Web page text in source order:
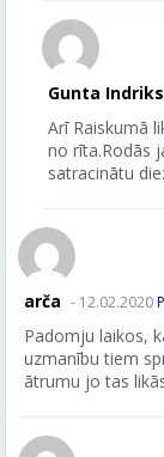
Gunta
Arī Raiskumā
no rīta.Rodās
satracinātu
arča - 12.02.2020
Padomju laikos,
uzmanību tiem
ātrumu jo tas